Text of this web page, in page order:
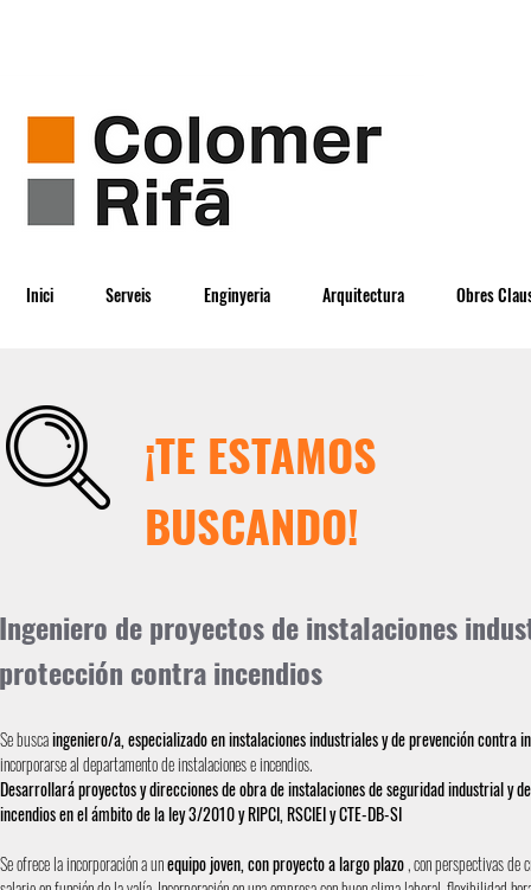
Inici Serveis Enginyeria Arquitectura Obres
¡TE ESTAMOS
BUSCANDO!
Ingeniero de proyectos de instalaciones
protección contra incendios
Se buscaingeniero/a, especializado en instalaciones industriales y de prevención contra
incorporarse al departamento de instalaciones e incendios.
Desarrollará proyectos y direcciones de obra de instalaciones de seguridad industrial y
incendios en el ámbito de la ley 3/2010 y RIPCI, RSCIEI y CTE-DB-SI
Se ofrece la incorporación a unequipo joven, con proyecto a largo plazo, con perspectivas de